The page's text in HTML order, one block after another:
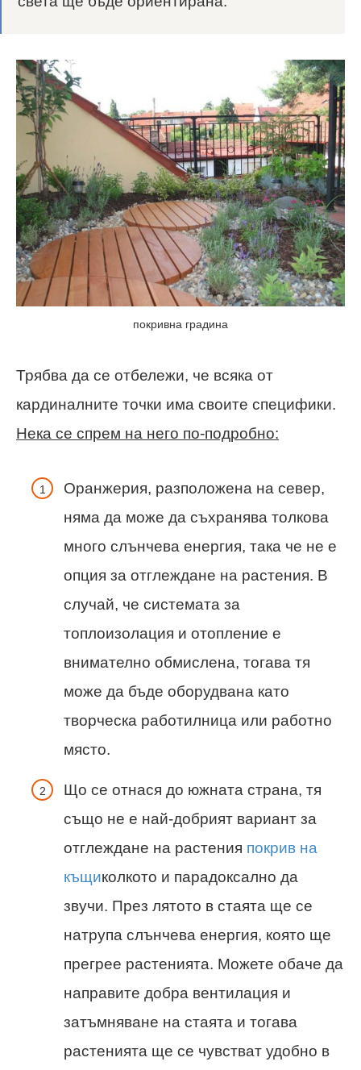
покривна градина
Трябва да се отбележи, че всяка от
кардиналните точки има своите специфики.
Нека се спрем на него по-подробно:
Оранжерия, разположена на север,
няма да може да съхранява толкова
много слънчева енергия, така че не е
опция за отглеждане на растения. В
случай, че системата за
топлоизолация и отопление е
внимателно обмислена, тогава тя
може да бъде оборудвана като
творческа работилница или работно
място.
Що се отнася до южната страна, тя
също не е най-добрият вариант за
отглеждане на растения покрив на
къщиколкото и парадоксално да
звучи. През лятото в стаята ще се
натрупа слънчева енергия, която ще
прегрее растенията. Можете обаче да
направите добра вентилация и
затъмняване на стаята и тогава
растенията ще се чувстват удобно в